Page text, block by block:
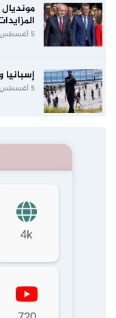
5 أغسطس 2026
إسبانيا
5 أغسطس 2026
4k